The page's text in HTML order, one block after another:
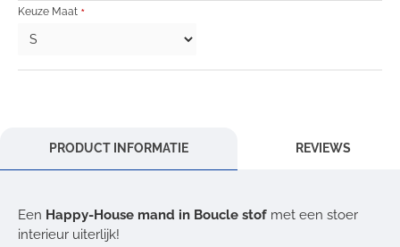
Keuze Maat
PRODUCT INFORMATIE REVIEWS
Een Happy-House mand in Boucle stof met een stoer
interieur uiterlijk!